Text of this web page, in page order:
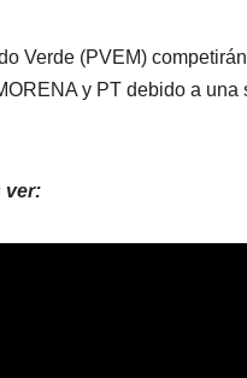
Verde (PVEM)
y PT debido a
ver: